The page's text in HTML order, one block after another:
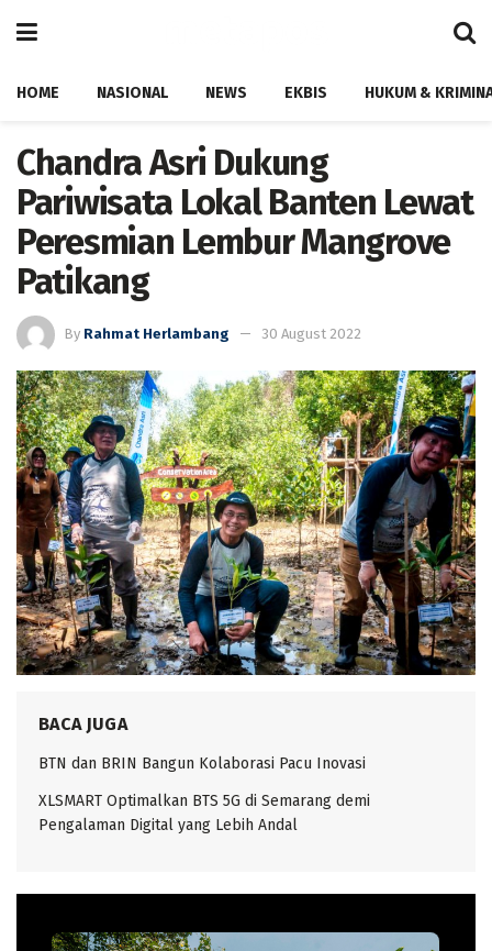
HOME NASIONAL NEWS EKBIS HUKUM &
Chandra Asri Dukung
Pariwisata Lokal Banten Lewat
Peresmian Lembur Mangrove
Patikang
By Rahmat Herlambang 30 August 2022
BACA JUGA
BTN dan BRIN Bangun Kolaborasi Pacu Inovasi
XLSMART Optimalkan BTS 5G di Semarang demi
Pengalaman Digital yang Lebih Andal